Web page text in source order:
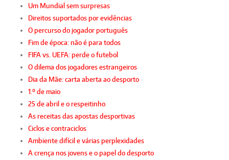
Um Mundial sem surpresas
Direitos suportados por evidências
O percurso do jogador português
Fim de época: não é para todos
FIFA vs. UEFA: perde o futebol
O dilema dos jogadores estrangeiros
Dia da Mãe: carta aberta ao desporto
1.º de maio
25 de abril e o respeitinho
As receitas das apostas desportivas
Ciclos e contraciclos
Ambiente difícil e várias perplexidades
A crença nos jovens e o papel do desporto